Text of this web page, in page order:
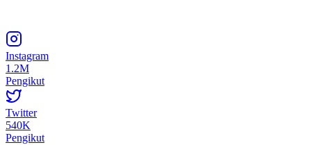
Instagram
1.2M
Pengikut
Twitter
540K
Pengikut